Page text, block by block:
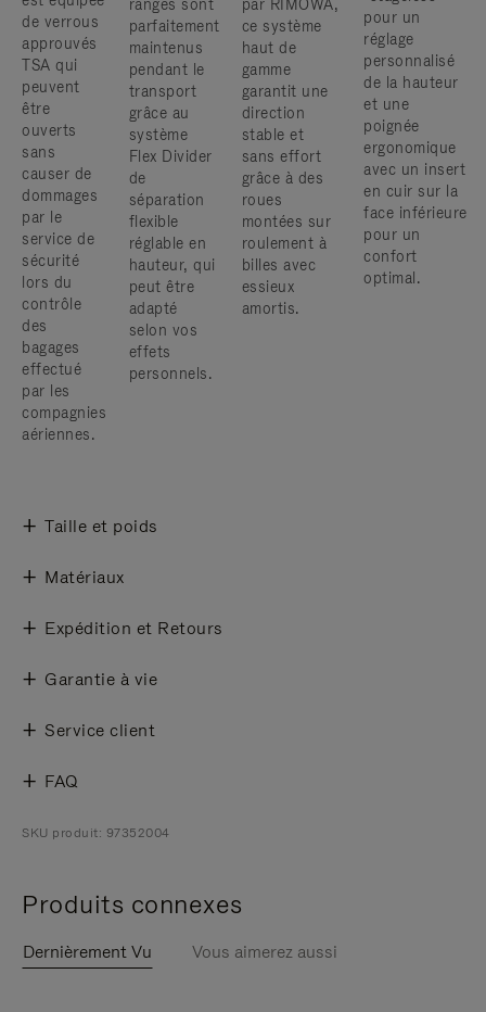
de verrous
approuvés
TSA qui
peuvent
être
ouverts
sans
causer de
dommages
par le
service de
sécurité
lors du
contrôle
des
bagages
effectué
par les
compagnies
aériennes.
rangés sont
parfaitement
maintenus
pendant le
transport
grâce au
système
Flex Divider
de
séparation
flexible
réglable en
hauteur, qui
peut être
adapté
selon vos
effets
personnels.
par RIMOWA,
ce système
haut de
gamme
garantit une
direction
stable et
sans effort
grâce à des
roues
montées sur
roulement à
billes avec
essieux
amortis.
pour un
réglage
personnalisé
de la hauteur
et une
poignée
ergonomique
avec un insert
en cuir sur la
face inférieure
pour un
confort
optimal.
Taille et poids
Matériaux
Expédition et Retours
Garantie à vie
Service client
FAQ
SKU produit: 97352004
Produits connexes
Dernièrement Vu Vous aimerez aussi